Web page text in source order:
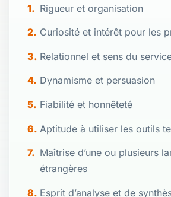
Rigueur et organisation
Curiosité et intérêt pour les
Relationnel et sens du
Dynamisme et persuasion
Fiabilité et honnêteté
Aptitude à utiliser les outils
Maîtrise d’une ou plusieurs
étrangères
Esprit d’analyse et de